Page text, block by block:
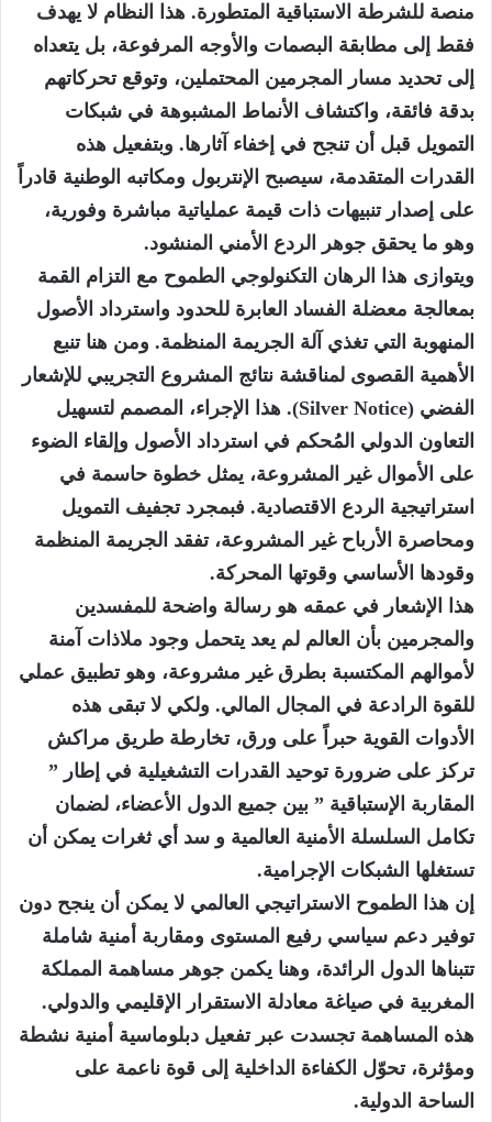
منصة للشرطة الاستباقية المتطورة. هذا النظام لا يهدف
فقط إلى مطابقة البصمات والأوجه المرفوعة، بل يتعداه
إلى تحديد مسار المجرمين المحتملين، وتوقع تحركاتهم
بدقة فائقة، واكتشاف الأنماط المشبوهة في شبكات
التمويل قبل أن تنجح في إخفاء آثارها. وبتفعيل هذه
القدرات المتقدمة، سيصبح الإنتربول ومكاتبه الوطنية قادراً
على إصدار تنبيهات ذات قيمة عملياتية مباشرة وفورية،
وهو ما يحقق جوهر الردع الأمني المنشود.
ويتوازى هذا الرهان التكنولوجي الطموح مع التزام القمة
بمعالجة معضلة الفساد العابرة للحدود واسترداد الأصول
المنهوبة التي تغذي آلة الجريمة المنظمة. ومن هنا تنبع
الأهمية القصوى لمناقشة نتائج المشروع التجريبي للإشعار
الفضي (Silver Notice). هذا الإجراء، المصمم لتسهيل
التعاون الدولي المُحكم في استرداد الأصول وإلقاء الضوء
على الأموال غير المشروعة، يمثل خطوة حاسمة في
استراتيجية الردع الاقتصادية. فبمجرد تجفيف التمويل
ومحاصرة الأرباح غير المشروعة، تفقد الجريمة المنظمة
وقودها الأساسي وقوتها المحركة.
هذا الإشعار في عمقه هو رسالة واضحة للمفسدين
والمجرمين بأن العالم لم يعد يتحمل وجود ملاذات آمنة
لأموالهم المكتسبة بطرق غير مشروعة، وهو تطبيق عملي
للقوة الرادعة في المجال المالي. ولكي لا تبقى هذه
الأدوات القوية حبراً على ورق، تخارطة طريق مراكش
تركز على ضرورة توحيد القدرات التشغيلية في إطار ”
المقاربة الإستباقية ” بين جميع الدول الأعضاء، لضمان
تكامل السلسلة الأمنية العالمية و سد أي ثغرات يمكن أن
تستغلها الشبكات الإجرامية.
إن هذا الطموح الاستراتيجي العالمي لا يمكن أن ينجح دون
توفير دعم سياسي رفيع المستوى ومقاربة أمنية شاملة
تتبناها الدول الرائدة، وهنا يكمن جوهر مساهمة المملكة
المغربية في صياغة معادلة الاستقرار الإقليمي والدولي.
هذه المساهمة تجسدت عبر تفعيل دبلوماسية أمنية نشطة
ومؤثرة، تحوّل الكفاءة الداخلية إلى قوة ناعمة على
الساحة الدولية.